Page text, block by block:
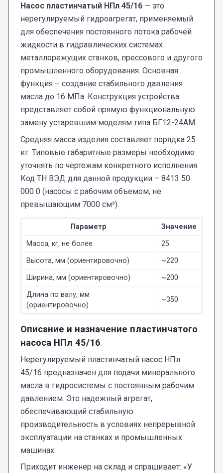
Насос пластинчатый НПл 45/16 — это
нерегулируемый гидроагрегат, применяемый
для обеспечения постоянного потока рабочей
жидкости в гидравлических системах
металлорежущих станков, прессового и другого
промышленного оборудования. Основная
функция – создание стабильного давления
масла до 16 МПа. Конструкция устройства
представляет собой прямую функциональную
замену устаревшим моделям типа БГ12-24АМ.
Средняя масса изделия составляет порядка 25
кг. Типовые габаритные размеры необходимо
уточнять по чертежам конкретного исполнения.
Код ТН ВЭД для данной продукции – 8413 50
000 0 (насосы с рабочим объемом, не
превышающим 7000 см³).
Параметр
Значение
Масса, кг, не более
25
Высота, мм (ориентировочно)
~220
Ширина, мм (ориентировочно)
~200
Длина по валу, мм
(ориентировочно)
~350
Описание и назначение пластинчатого
насоса НПл 45/16
Нерегулируемый пластинчатый насос НПл
45/16 предназначен для подачи минерального
масла в гидросистемы с постоянным рабочим
давлением. Это надежный агрегат,
обеспечивающий стабильную
производительность в условиях непрерывной
эксплуатации на станках и промышленных
машинах.
Приходит инженер на склад и спрашивает: «У